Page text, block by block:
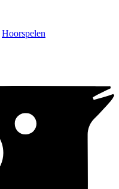
Hoorspelen